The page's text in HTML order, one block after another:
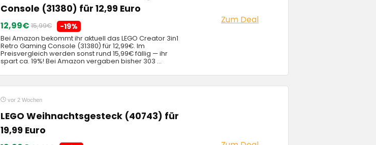
Console (31380) für 12,99 Euro
12,99€ 15,99€ -19%
Bei Amazon bekommt ihr aktuell das LEGO Creator 3in1
Retro Gaming Console (31380) für 12,99€. Im
Preisvergleich werden sonst rund 15,99€ fällig — ihr
spart ca. 19%! Bei Amazon vergaben bisher 303 ...
Zum Deal
vor 2 Wochen
LEGO Weihnachtsgesteck (40743) für
19,99 Euro